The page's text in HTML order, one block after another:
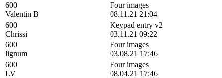
600
Valentin B
Four images
08.11.21 21:04
600
Chrissi
Keypad entry v2
03.11.21 09:22
600
lignum
Four images
03.08.21 17:46
600
LV
Four images
08.04.21 17:46